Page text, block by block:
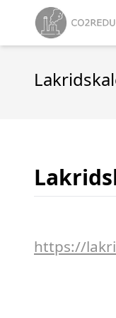
https://